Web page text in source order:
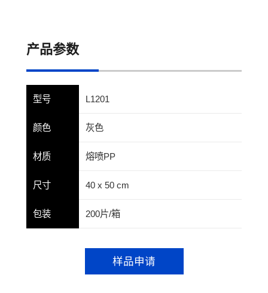
产品参数
型号 L1201
颜色 灰色
材质 熔喷PP
尺寸 40 x 50 cm
包装 200片/箱
样品申请